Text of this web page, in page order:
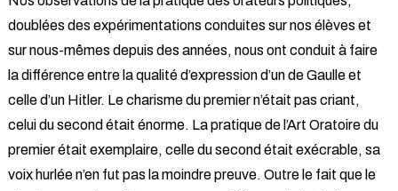
doublées des expérimentations conduites sur nos élèves et
sur nous-mêmes depuis des années, nous ont conduit à faire
la différence entre la qualité d’expression d’un de Gaulle et
celle d’un Hitler. Le charisme du premier n’était pas criant,
celui du second était énorme. La pratique de l’Art Oratoire du
premier était exemplaire, celle du second était exécrable, sa
voix hurlée n’en fut pas la moindre preuve. Outre le fait que le